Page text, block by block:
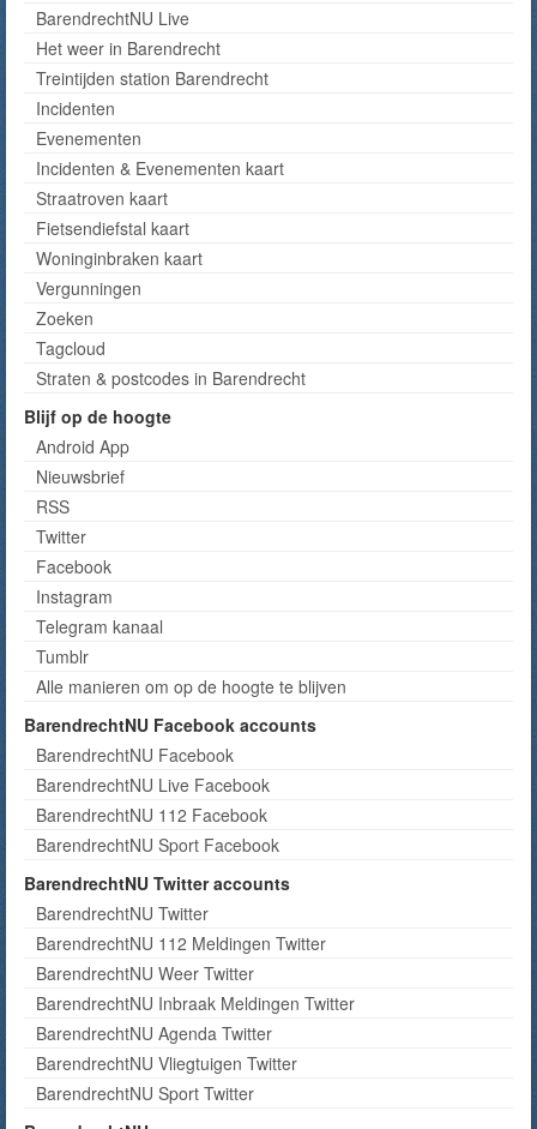
BarendrechtNU Live
Het weer in Barendrecht
Treintijden station Barendrecht
Incidenten
Evenementen
Incidenten & Evenementen kaart
Straatroven kaart
Fietsendiefstal kaart
Woninginbraken kaart
Vergunningen
Zoeken
Tagcloud
Straten & postcodes in Barendrecht
Blijf op de hoogte
Android App
Nieuwsbrief
RSS
Twitter
Facebook
Instagram
Telegram kanaal
Tumblr
Alle manieren om op de hoogte te blijven
BarendrechtNU Facebook accounts
BarendrechtNU Facebook
BarendrechtNU Live Facebook
BarendrechtNU 112 Facebook
BarendrechtNU Sport Facebook
BarendrechtNU Twitter accounts
BarendrechtNU Twitter
BarendrechtNU 112 Meldingen Twitter
BarendrechtNU Weer Twitter
BarendrechtNU Inbraak Meldingen Twitter
BarendrechtNU Agenda Twitter
BarendrechtNU Vliegtuigen Twitter
BarendrechtNU Sport Twitter